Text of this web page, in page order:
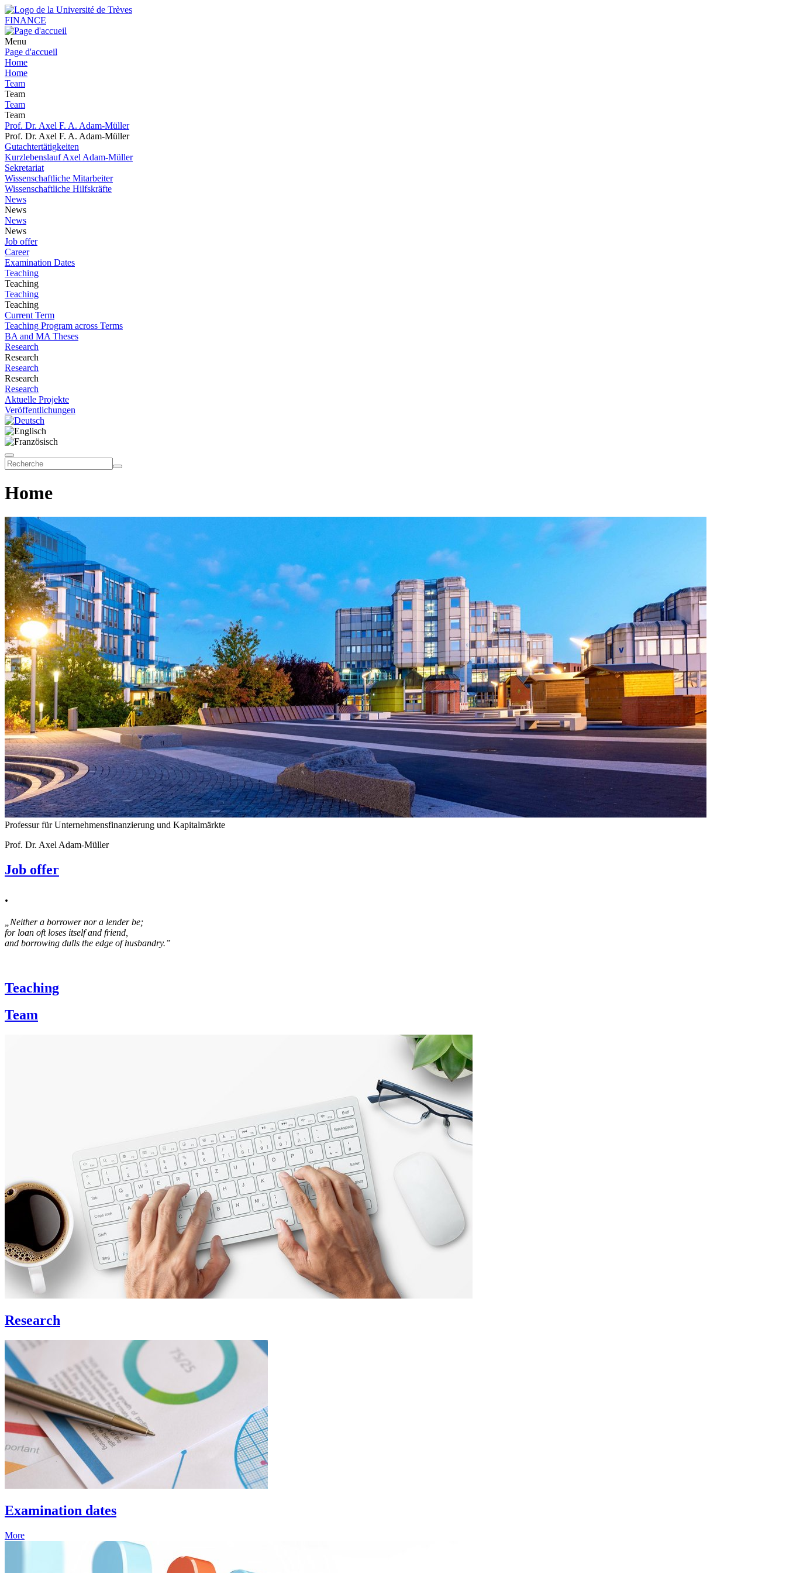
FINANCE
Menu
Page d'accueil
Home
Home
Team
Team
Team
Team
Prof. Dr. Axel F. A. Adam-Müller
Prof. Dr. Axel F. A. Adam-Müller
Gutachtertätigkeiten
Kurzlebenslauf Axel Adam-Müller
Sekretariat
Wissenschaftliche Mitarbeiter
Wissenschaftliche Hilfskräfte
News
News
News
News
Job offer
Career
Examination Dates
Teaching
Teaching
Teaching
Teaching
Current Term
Teaching Program across Terms
BA and MA Theses
Research
Research
Research
Research
Research
Aktuelle Projekte
Veröffentlichungen
Home
Professur für Unternehmensfinanzierung und Kapitalmärkte
Prof. Dr. Axel Adam-Müller
Job offer
.
„Neither a borrower nor a lender be;
for loan oft loses itself and friend,
and borrowing dulls the edge of husbandry.”
Teaching
Team
Research
Examination dates
More